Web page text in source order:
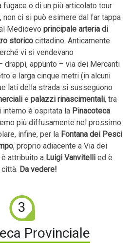
o di un più articolato tour
non ci si può esimere dal far tappa
Medioevo principale arteria di
storico cittadino. Anticamente
vi si vendevano
appunto – via dei Mercanti
e larga cinque metri (in alcuni
lati della strada si susseguono
e palazzi rinascimentali, tra
interno è ospitata la Pinacoteca
più diffusamente nel prossimo
infine, per la Fontana dei Pesci
, proprio adiacente a Via dei
attribuito a Luigi Vanvitelli ed è
Da vedere!
3
Provinciale